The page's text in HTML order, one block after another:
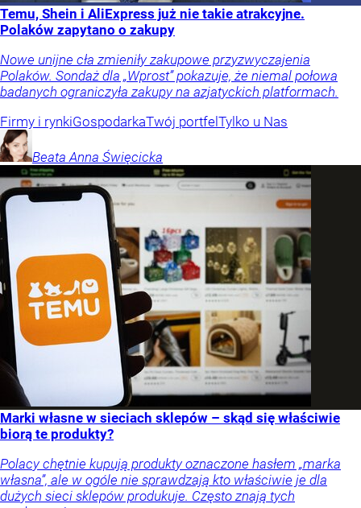
Temu, Shein i AliExpress już nie takie atrakcyjne.
Polaków zapytano o zakupy
Nowe unijne cła zmieniły zakupowe przyzwyczajenia
Polaków. Sondaż dla „Wprost” pokazuje, że niemal połowa
badanych ograniczyła zakupy na azjatyckich platformach.
Firmy i rynkiGospodarkaTwój portfel Tylko u Nas
Beata Anna Święcicka
Marki własne w sieciach sklepów – skąd się właściwie
biorą te produkty?
Polacy chętnie kupują produkty oznaczone hasłem „marka
własna”, ale w ogóle nie sprawdzają kto właściwie je dla
dużych sieci sklepów produkuje. Często znają tych